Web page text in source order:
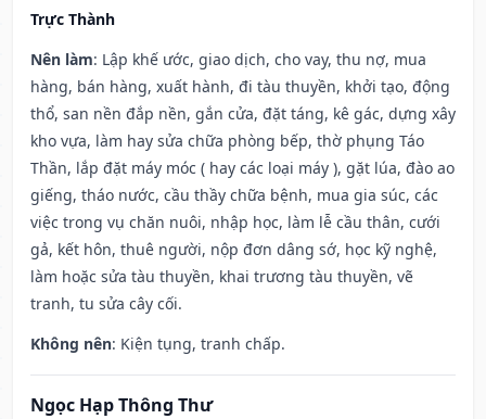
Trực Thành
Nên làm: Lập khế ước, giao dịch, cho vay, thu nợ, mua
hàng, bán hàng, xuất hành, đi tàu thuyền, khởi tạo, động
thổ, san nền đắp nền, gắn cửa, đặt táng, kê gác, dựng xây
kho vựa, làm hay sửa chữa phòng bếp, thờ phụng Táo
Thần, lắp đặt máy móc ( hay các loại máy ), gặt lúa, đào ao
giếng, tháo nước, cầu thầy chữa bệnh, mua gia súc, các
việc trong vụ chăn nuôi, nhập học, làm lễ cầu thân, cưới
gả, kết hôn, thuê người, nộp đơn dâng sớ, học kỹ nghệ,
làm hoặc sửa tàu thuyền, khai trương tàu thuyền, vẽ
tranh, tu sửa cây cối.
Không nên: Kiện tụng, tranh chấp.
Ngọc Hạp Thông Thư